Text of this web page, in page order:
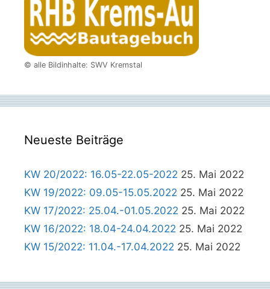
© alle Bildinhalte: SWV Kremstal
Neueste Beiträge
KW 20/2022: 16.05-22.05-2022 25. Mai 2022
KW 19/2022: 09.05-15.05.2022 25. Mai 2022
KW 17/2022: 25.04.-01.05.2022 25. Mai 2022
KW 16/2022: 18.04-24.04.2022 25. Mai 2022
KW 15/2022: 11.04.-17.04.2022 25. Mai 2022